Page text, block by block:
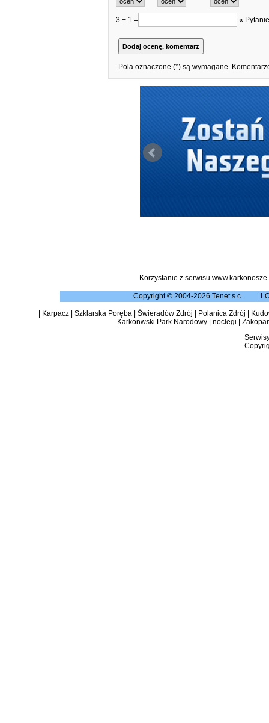
3 + 1 = «
Pola oznaczone (*) są wymagane.
Korzystanie z serwisu
Copyright © 2004-2026 Tenet s.c.
Karpacz| Szklarska Poręba| Świeradów Zdrój Polanica Zdrój
Karkonwski Park Narodowy| noclegi